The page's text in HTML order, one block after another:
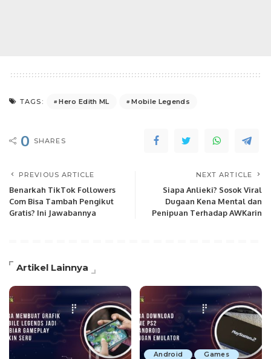
TAGS: Hero Edith ML Mobile Legends
0 SHARES
PREVIOUS ARTICLE
Benarkah TikTok Followers
Com Bisa Tambah Pengikut
Gratis? Ini Jawabannya
NEXT ARTICLE
Siapa Anlieki? Sosok Viral
Dugaan Kena Mental dan
Penipuan Terhadap AWKarin
Artikel Lainnya
Android
Games